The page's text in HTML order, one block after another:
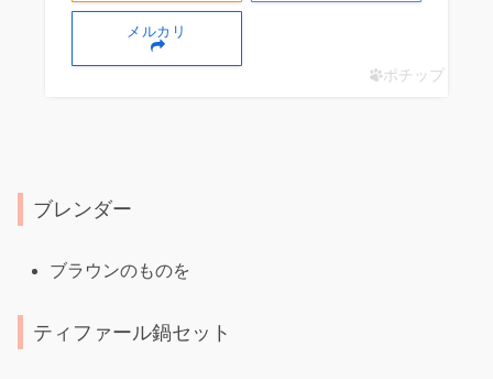
メルカリ
ポチップ
ブレンダー
ブラウンのものを
ティファール鍋セット